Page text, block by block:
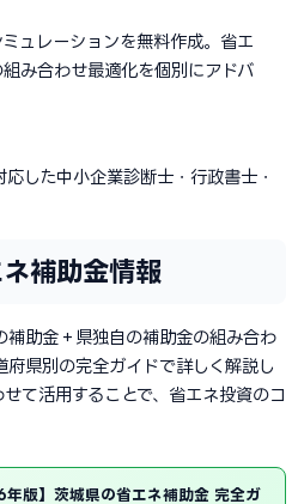
ュレーションを無料作成。省エ
み合わせ最適化を個別にアドバ
した中小企業診断士・行政書士・
補助金情報
補助金＋県独自の補助金の組み合わ
県別の完全ガイドで詳しく解説し
て活用することで、省エネ投資のコ
年版】茨城県の省エネ補助金 完全ガ